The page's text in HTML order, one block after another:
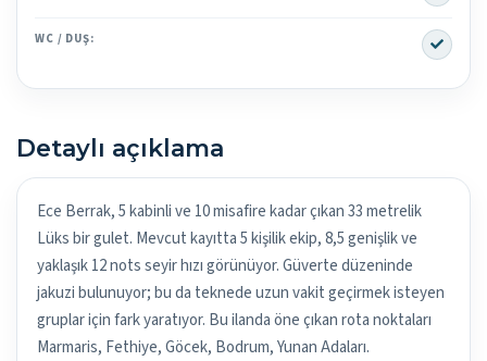
WC / DUŞ: Yes
Detaylı açıklama
Ece Berrak, 5 kabinli ve 10 misafire kadar çıkan 33 metrelik
Lüks bir gulet. Mevcut kayıtta 5 kişilik ekip, 8,5 genişlik ve
yaklaşık 12 nots seyir hızı görünüyor. Güverte düzeninde
jakuzi bulunuyor; bu da teknede uzun vakit geçirmek isteyen
gruplar için fark yaratıyor. Bu ilanda öne çıkan rota noktaları
Marmaris, Fethiye, Göcek, Bodrum, Yunan Adaları.